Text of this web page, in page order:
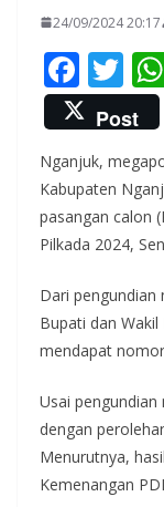
24/09/2024 20:17
F
ac
e
b
o
o
k
T
w
itt
er
Post
Nganjuk,
Kabupaten
pasangan calon
Pilkada 2024,
Dari
Bupati dan
mendapat
Usai
dengan
Menurutnya,
Kemenangan